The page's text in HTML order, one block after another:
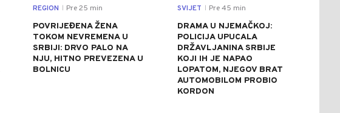
REGION Pre 25 min
POVRIJEĐENA ŽENA
TOKOM NEVREMENA U
SRBIJI: DRVO PALO NA
NJU, HITNO PREVEZENA U
BOLNICU
SVIJET Pre 45 min
DRAMA U NJEMAČKOJ:
POLICIJA UPUCALA
DRŽAVLJANINA SRBIJE
KOJI IH JE NAPAO
LOPATOM, NJEGOV BRAT
AUTOMOBILOM PROBIO
KORDON